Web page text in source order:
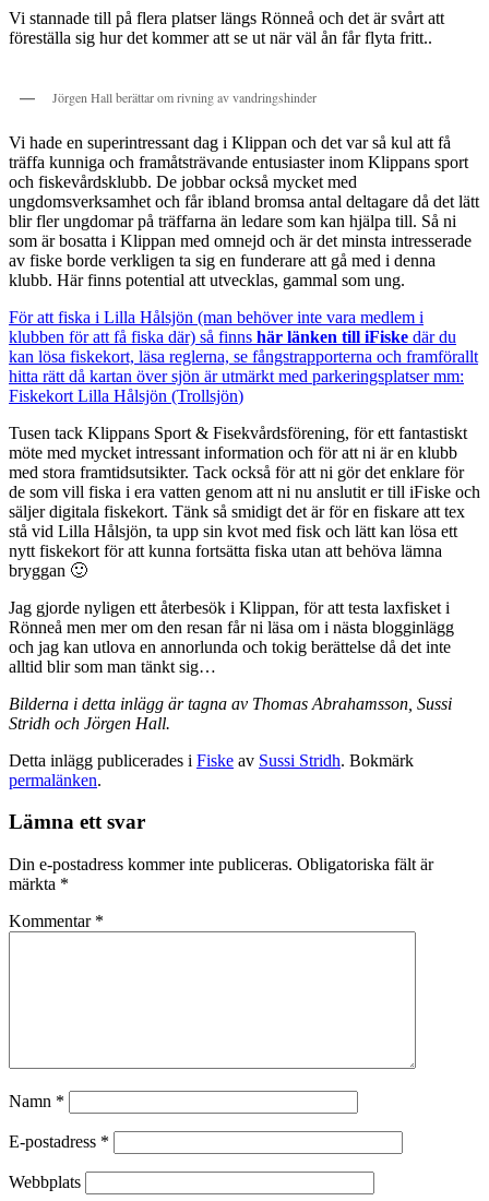
Vi stannade till på flera platser längs Rönneå och det är svårt att
föreställa sig hur det kommer att se ut när väl ån får flyta fritt..
Jörgen Hall berättar om rivning av vandringshinder
Vi hade en superintressant dag i Klippan och det var så kul att få
träffa kunniga och framåtsträvande entusiaster inom Klippans sport
och fiskevårdsklubb. De jobbar också mycket med
ungdomsverksamhet och får ibland bromsa antal deltagare då det lätt
blir fler ungdomar på träffarna än ledare som kan hjälpa till. Så ni
som är bosatta i Klippan med omnejd och är det minsta intresserade
av fiske borde verkligen ta sig en funderare att gå med i denna
klubb. Här finns potential att utvecklas, gammal som ung.
För att fiska i Lilla Hålsjön (man behöver inte vara medlem i
klubben för att få fiska där) så finns här länken till iFiske där du
kan lösa fiskekort, läsa reglerna, se fångstrapporterna och framförallt
hitta rätt då kartan över sjön är utmärkt med parkeringsplatser mm:
Fiskekort Lilla Hålsjön (Trollsjön)
Tusen tack Klippans Sport & Fisekvårdsförening, för ett fantastiskt
möte med mycket intressant information och för att ni är en klubb
med stora framtidsutsikter. Tack också för att ni gör det enklare för
de som vill fiska i era vatten genom att ni nu anslutit er till iFiske och
säljer digitala fiskekort. Tänk så smidigt det är för en fiskare att tex
stå vid Lilla Hålsjön, ta upp sin kvot med fisk och lätt kan lösa ett
nytt fiskekort för att kunna fortsätta fiska utan att behöva lämna
bryggan 🙂
Jag gjorde nyligen ett återbesök i Klippan, för att testa laxfisket i
Rönneå men mer om den resan får ni läsa om i nästa blogginlägg
och jag kan utlova en annorlunda och tokig berättelse då det inte
alltid blir som man tänkt sig…
Bilderna i detta inlägg är tagna av Thomas Abrahamsson, Sussi
Stridh och Jörgen Hall.
Detta inlägg publicerades i Fiske av Sussi Stridh. Bokmärk
permalänken.
Lämna ett svar
Din e-postadress kommer inte publiceras. Obligatoriska fält är
märkta *
Kommentar *
Namn *
E-postadress *
Webbplats